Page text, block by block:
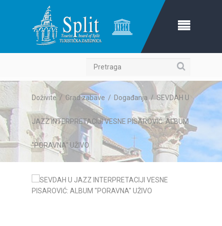
Pretraga
Doživite / Grad zabave / Događanja /SEVDAH U
JAZZ INTERPRETACIJI VESNE PISAROVIĆ: ALBUM
"PORAVNA" UŽIVO